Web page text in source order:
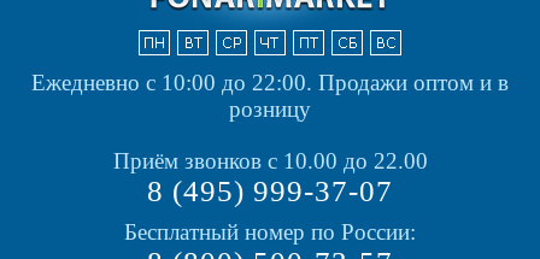
Ежедневно с 10:00 до 22:00. Продажи оптом и в
розницу
Приём звонков с 10.00 до 22.00
8 (495) 999-37-07
Бесплатный номер по России: